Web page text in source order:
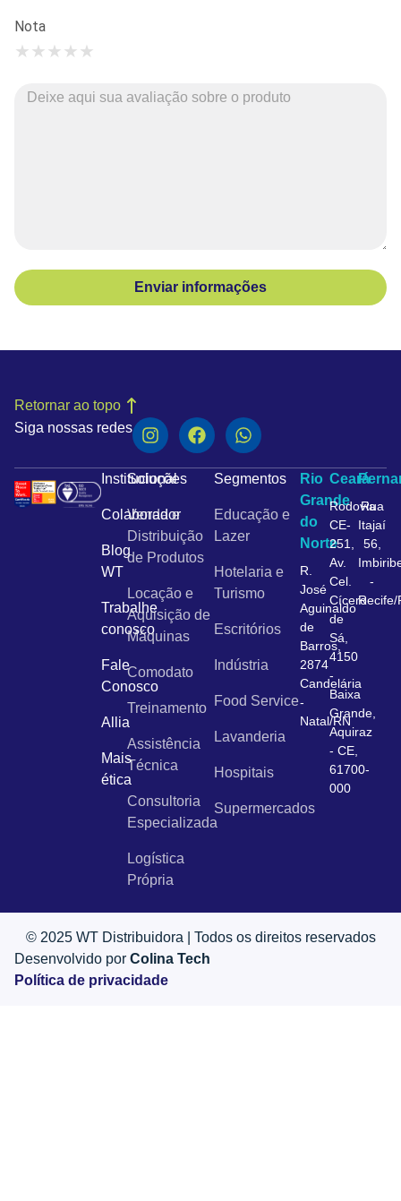
Nota
★
★
★
★
★
Enviar informações
Siga nossas redes
Retornar ao topo
Institucional
Colaborador
Blog
WT
Trabalhe
conosco
Fale
Conosco
Allia
Mais
ética
Soluções
Venda e
Distribuição
de Produtos
Locação e
Aquisição de
Máquinas
Comodato
Treinamento
Assistência
Técnica
Consultoria
Especializada
Logística
Própria
Segmentos
Educação e
Lazer
Hotelaria e
Turismo
Escritórios
Indústria
Food Service
Lavanderia
Hospitais
Supermercados
Rio
Grande
do
Norte
R.
José
Aguinaldo
de
Barros,
2874
Candelária
-
Natal/RN
Ceará
Rodovia
CE-
251,
Av.
Cel.
Cícero
de
Sá,
4150
-
Baixa
Grande,
Aquiraz
- CE,
61700-
000
Rua
Itajaí
56,
-
Recife/
© 2025 WT Distribuidora | Todos os direitos reservados
Desenvolvido por Colina Tech
Política de privacidade